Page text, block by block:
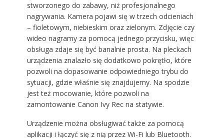
stworzonego do zabawy, niż profesjonalnego
nagrywania. Kamera pojawi się w trzech odcieniach
– fioletowym, niebieskim oraz zielonym. Zdjęcie czy
wideo nagramy za pomocą jednego przycisku, więc
obsługa zdaje się być banalnie prosta. Na pleckach
urządzenia znalazło się dodatkowo pokrętło, które
pozwoli na dopasowanie odpowiedniego trybu do
sytuacji, gdzie właśnie się znajdujemy. Na spodzie
jest też mocowanie, które pozwoli na
zamontowanie Canon Ivy Rec na statywie.
Urządzenie można obsługiwać także za pomocą
aplikacji i łączyć się z nią przez Wi-Fi lub Bluetooth.